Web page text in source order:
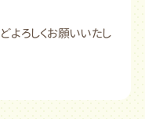
よろしくお願いいたし